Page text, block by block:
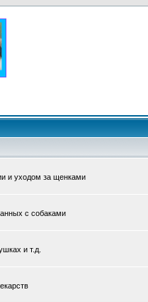
и уходом за щенками
с собаками
и т.д.